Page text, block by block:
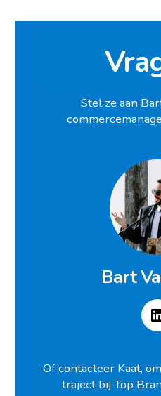
Stel ze aan
Bart
Of contacteer Kaat,
traject bij Top